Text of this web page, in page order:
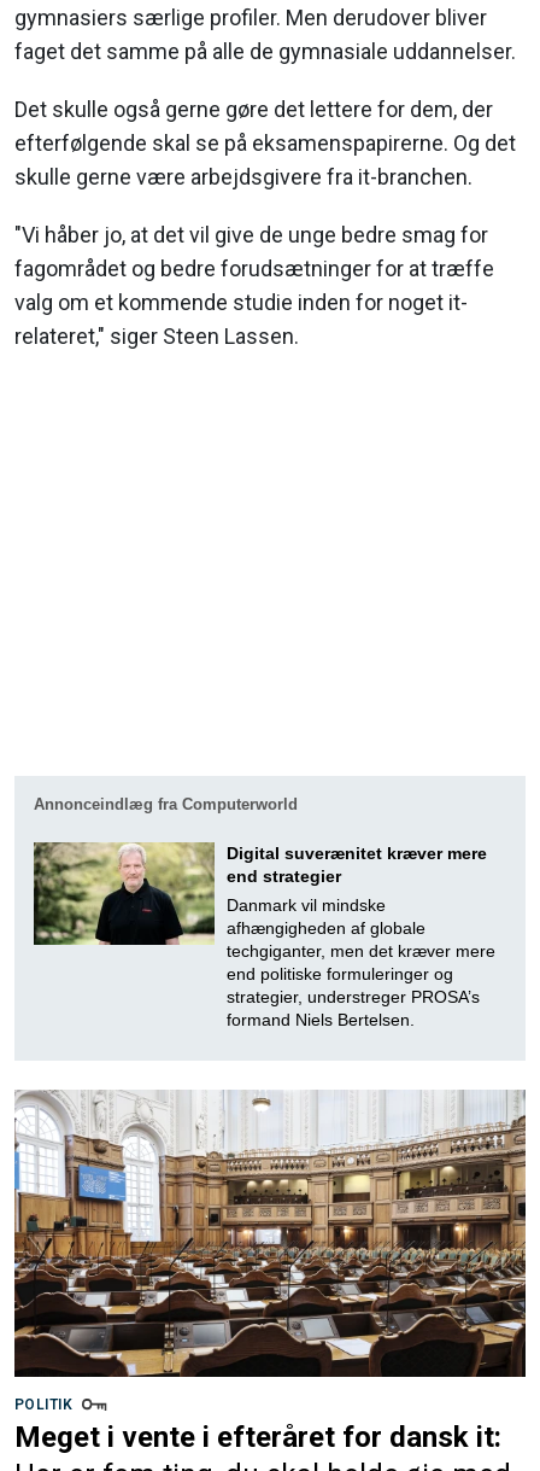
gymnasiers særlige profiler. Men derudover bliver
faget det samme på alle de gymnasiale uddannelser.
Det skulle også gerne gøre det lettere for dem, der
efterfølgende skal se på eksamenspapirerne. Og det
skulle gerne være arbejdsgivere fra it-branchen.
"Vi håber jo, at det vil give de unge bedre smag for
fagområdet og bedre forudsætninger for at træffe
valg om et kommende studie inden for noget it-
relateret," siger Steen Lassen.
Annonceindlæg fra Computerworld
Digital suverænitet kræver mere
end strategier
Danmark vil mindske
afhængigheden af globale
techgiganter, men det kræver mere
end politiske formuleringer og
strategier, understreger PROSA’s
formand Niels Bertelsen.
POLITIK
Meget i vente i efteråret for dansk it: